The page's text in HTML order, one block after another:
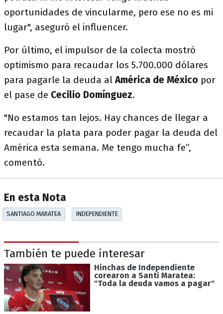
oportunidades de vincularme, pero ese no es mi
lugar", aseguró el influencer.
Por último, el impulsor de la colecta mostró
optimismo para recaudar los 5.700.000 dólares
para pagarle la deuda alAmérica de México por
el pase de Cecilio Domínguez.
"No estamos tan lejos. Hay chances de llegar a
recaudar la plata para poder pagar la deuda del
América esta semana. Me tengo mucha fe”,
comentó.
En esta Nota
SANTIAGO MARATEA INDEPENDIENTE
También te puede interesar
Hinchas de Independiente
corearon a Santi Maratea:
"Toda la deuda vamos a pagar"